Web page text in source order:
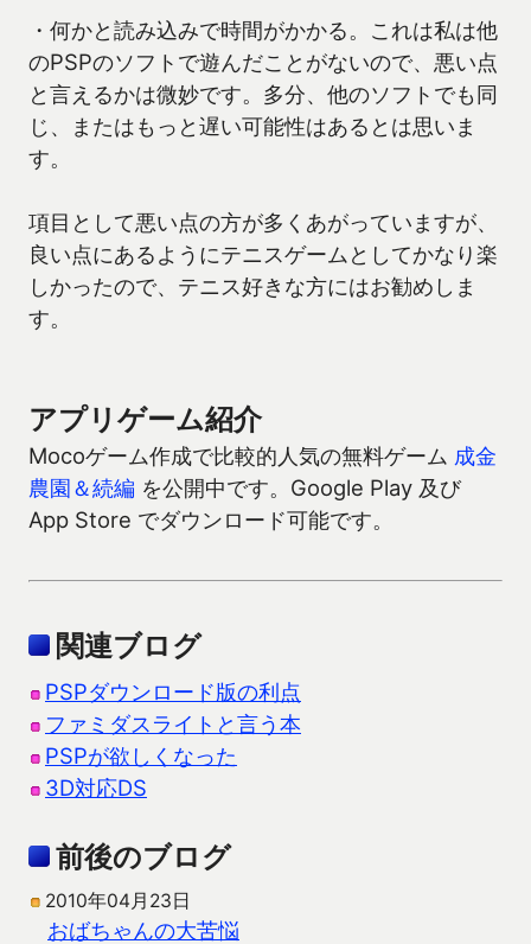
・何かと読み込みで時間がかかる。これは私は他
のPSPのソフトで遊んだことがないので、悪い点
と言えるかは微妙です。多分、他のソフトでも同
じ、またはもっと遅い可能性はあるとは思いま
す。
項目として悪い点の方が多くあがっていますが、
良い点にあるようにテニスゲームとしてかなり楽
しかったので、テニス好きな方にはお勧めしま
す。
アプリゲーム紹介
Mocoゲーム作成で比較的人気の無料ゲーム 成金
農園＆続編 を公開中です。Google Play 及び
App Store でダウンロード可能です。
関連ブログ
PSPダウンロード版の利点
ファミダスライトと言う本
PSPが欲しくなった
3D対応DS
前後のブログ
2010年04月23日
おばちゃんの大苦悩